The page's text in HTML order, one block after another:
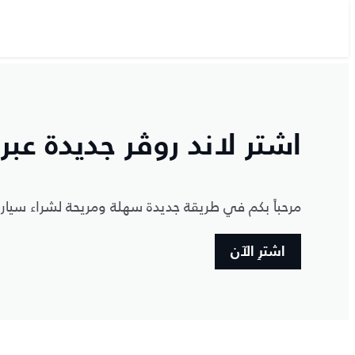
اشتر لاند روڤر جديدة
مرحباً بكم في طريقة جديدة سهلة ومريحة لشراء
اشترِ الآن